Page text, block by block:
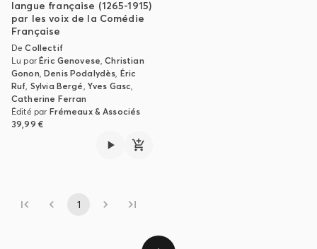
langue française (1265-1915)
par les voix de la Comédie
Française
DeCollectif
Lu parÉric Genovese,Christian
Gonon,Denis Podalydès, Éric
Ruf, Sylvia Bergé, Yves Gasc,
Catherine Ferran
Édité par Frémeaux & Associés
39,99 €
1